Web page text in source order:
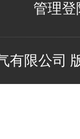
管理登
有限公司